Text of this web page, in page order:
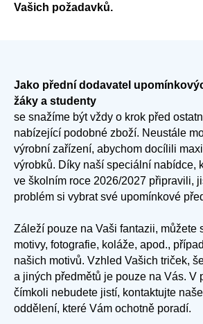
Vašich požadavků.
Jako přední dodavatel
žáky a studenty
se snažíme být vždy o krok před
nabízející podobné zboží. Neustále
výrobní zařízení, abychom docílili
výrobků. Díky naší speciální nabídce,
ve školním roce 2026/2027 připravili,
problém si vybrat své upomínkové
Záleží pouze na Vaši fantazii, můžete
motivy, fotografie, koláže, apod.,
našich motivů. Vzhled Vašich triček,
a jiných předmětů je pouze na Vás. V
čímkoli nebudete jistí, kontaktujte
oddělení, které Vám ochotně poradí.